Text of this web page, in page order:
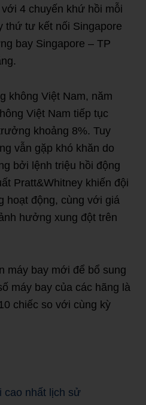
4 chuyến khứ hồi mỗi
thứ tư kết nối Singapore
bay Singapore – TP
không Việt Nam, năm
Việt Nam tiếp tục
khoảng 8%. Tuy
vẫn gặp khó khăn do
bởi lệnh triệu hồi động
Pratt&Whitney khiến đội
hoạt động, cùng với giá
hưởng xung đột trên
máy bay mới để bổ sung
máy bay của các hãng là
chiếc so với cùng kỳ
cao nhất lịch sử